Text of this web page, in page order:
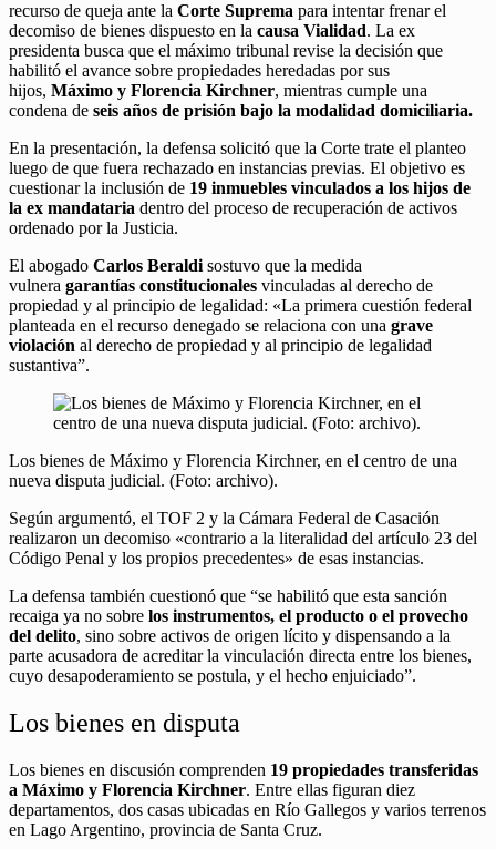
recurso de queja ante la Corte Suprema para intentar frenar el
decomiso de bienes dispuesto en la causa Vialidad. La ex
presidenta busca que el máximo tribunal revise la decisión que
habilitó el avance sobre propiedades heredadas por sus
hijos, Máximo y Florencia Kirchner, mientras cumple una
condena de seis años de prisión bajo la modalidad domiciliaria.
En la presentación, la defensa solicitó que la Corte trate el planteo
luego de que fuera rechazado en instancias previas. El objetivo es
cuestionar la inclusión de 19 inmuebles vinculados a los hijos de
la ex mandataria dentro del proceso de recuperación de activos
ordenado por la Justicia.
El abogado Carlos Beraldisostuvo que la medida
vulnera garantías constitucionales vinculadas al derecho de
propiedad y al principio de legalidad: «La primera cuestión federal
planteada en el recurso denegado se relaciona con una grave
violación al derecho de propiedad y al principio de legalidad
sustantiva”.
Los bienes de Máximo y Florencia Kirchner, en el centro de una
nueva disputa judicial. (Foto: archivo).
Según argumentó, el TOF 2 y la Cámara Federal de Casación
realizaron un decomiso «contrario a la literalidad del artículo 23 del
Código Penal y los propios precedentes» de esas instancias.
La defensa también cuestionó que “se habilitó que esta sanción
recaiga ya no sobre los instrumentos, el producto o el provecho
del delito, sino sobre activos de origen lícito y dispensando a la
parte acusadora de acreditar la vinculación directa entre los bienes,
cuyo desapoderamiento se postula, y el hecho enjuiciado”.
Los bienes en disputa
Los bienes en discusión comprenden 19 propiedades transferidas
a Máximo y Florencia Kirchner. Entre ellas figuran diez
departamentos, dos casas ubicadas en Río Gallegos y varios terrenos
en Lago Argentino, provincia de Santa Cruz.